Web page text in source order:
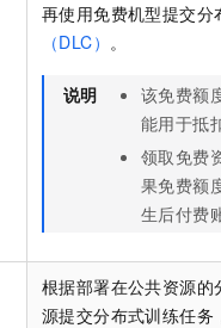
再使用免费机型提交
（DLC） 。
说明 该免费额
能用于抵
领取免费
果免费额
生后付费
根据部署在公共资源
源提交分布式训练任务